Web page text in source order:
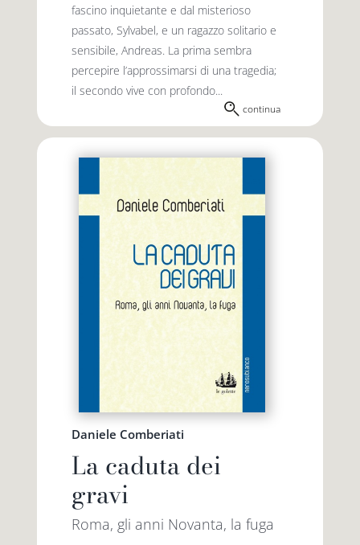
fascino inquietante e dal misterioso
passato, Sylvabel, e un ragazzo solitario e
sensibile, Andreas. La prima sembra
percepire l’approssimarsi di una tragedia;
il secondo vive con profondo...
continua
Daniele Comberiati
La caduta dei
gravi
Roma, gli anni Novanta, la fuga